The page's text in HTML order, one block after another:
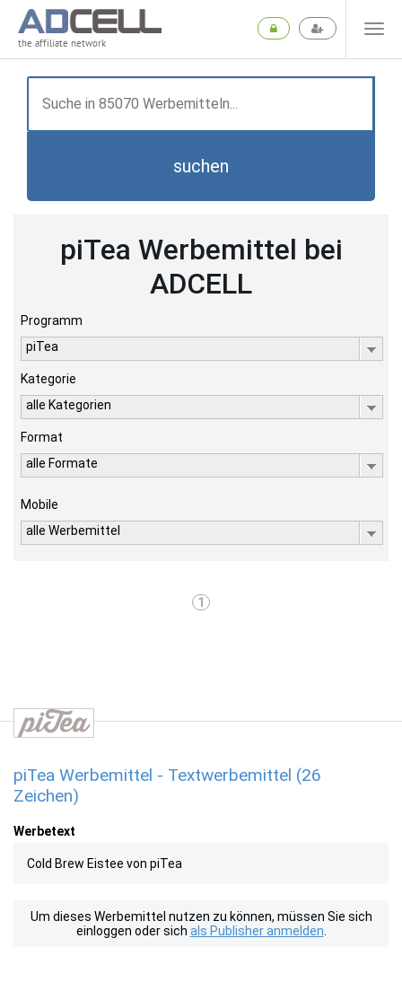
the affiliate network
suchen
piTea Werbemittel bei
ADCELL
Programm
piTea
Kategorie
alle Kategorien
Format
alle Formate
Mobile
alle Werbemittel
1
piTea Werbemittel - Textwerbemittel (26
Zeichen)
Werbetext
Cold Brew Eistee von piTea
Um dieses Werbemittel nutzen zu können, müssen Sie sich
einloggen oder sich als Publisher anmelden